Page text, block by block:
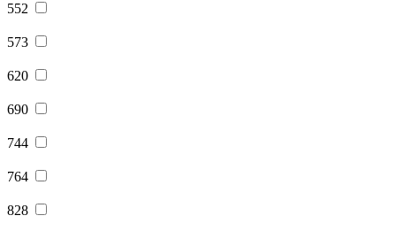
552
573
620
690
744
764
828